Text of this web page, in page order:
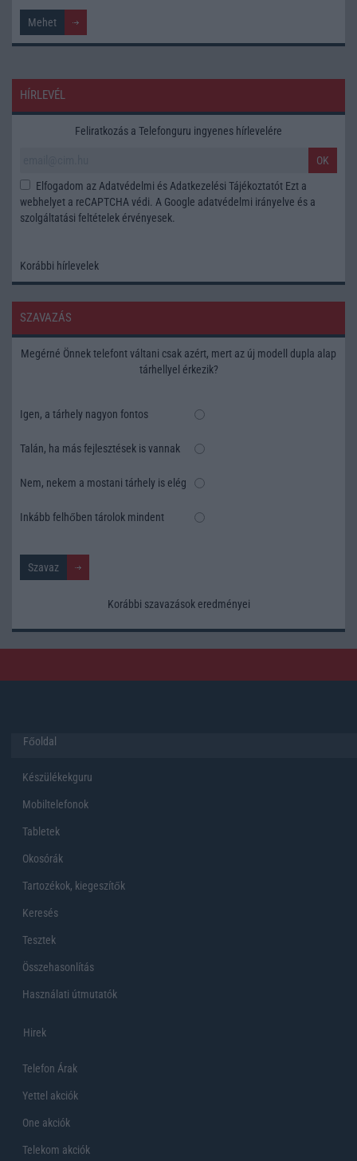
HÍRLEVÉL
Feliratkozás a Telefonguru ingyenes hírlevelére
OK
Elfogadom az Adatvédelmi és Adatkezelési Tájékoztatót Ezt a
webhelyet a reCAPTCHA védi. A Google adatvédelmi irányelve és a
szolgáltatási feltételek érvényesek.
Korábbi hírlevelek
SZAVAZÁS
Megérné Önnek telefont váltani csak azért, mert az új modell dupla alap
tárhellyel érkezik?
Igen, a tárhely nagyon fontos
Talán, ha más fejlesztések is vannak
Nem, nekem a mostani tárhely is elég
Inkább felhőben tárolok mindent
Korábbi szavazások eredményei
Főoldal
Készülékekguru
Mobiltelefonok
Tabletek
Okosórák
Tartozékok, kiegeszítők
Keresés
Tesztek
Összehasonlítás
Használati útmutatók
Hirek
Telefon Árak
Yettel akciók
One akciók
Telekom akciók